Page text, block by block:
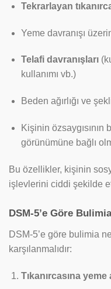
Tekrarlayan
Yeme davranışı
Telafi davranışları
kullanımı vb.)
Beden ağırlığı ve
Kişinin özsaygısının
görünümüne bağlı
Bu özellikler, kişinin
işlevlerini ciddi şekilde
DSM-5’e Göre
DSM-5’e göre bulimia
karşılanmalıdır:
Tıkanırcasına yeme